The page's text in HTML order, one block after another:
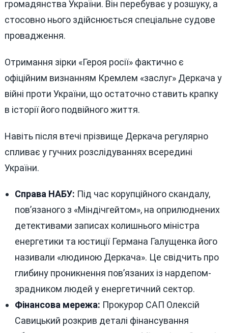
громадянства України. Він перебуває у розшуку, а
стосовно нього здійснюється спеціальне судове
провадження.
Отримання зірки «Героя росії» фактично є
офіційним визнанням Кремлем «заслуг» Деркача у
війні проти України, що остаточно ставить крапку
в історії його подвійного життя.
Навіть після втечі прізвище Деркача регулярно
спливає у гучних розслідуваннях всередині
України.
Справа НАБУ: Під час корупційного скандалу,
пов’язаного з «Міндічгейтом», на оприлюднених
детективами записах колишнього міністра
енергетики та юстиції Германа Галущенка його
називали «людиною Деркача». Це свідчить про
глибину проникнення пов’язаних із нардепом-
зрадником людей у енергетичний сектор.
Фінансова мережа: Прокурор САП Олексій
Савицький розкрив деталі фінансування